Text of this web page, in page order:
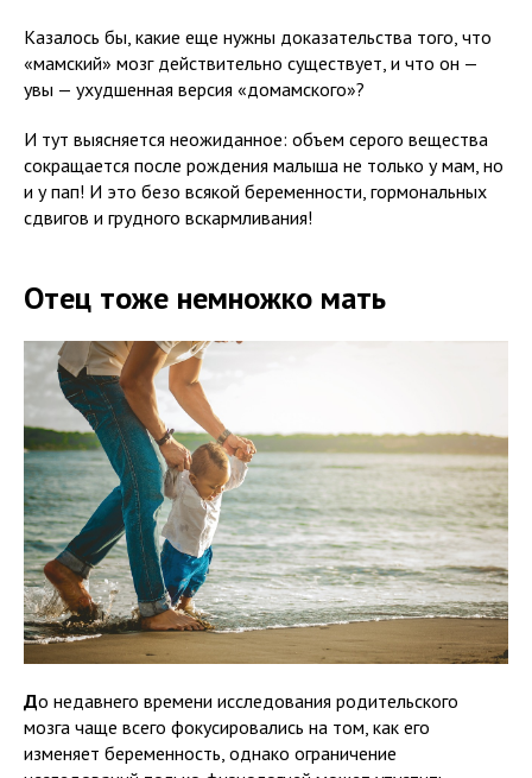
Казалось бы, какие еще нужны доказательства того, что
«мамский» мозг действительно существует, и что он —
увы — ухудшенная версия «домамского»?
И тут выясняется неожиданное: объем серого вещества
сокращается после рождения малыша не только у мам, но
и у пап! И это безо всякой беременности, гормональных
сдвигов и грудного вскармливания!
Отец тоже немножко мать
До недавнего времени исследования родительского
мозга чаще всего фокусировались на том, как его
изменяет беременность, однако ограничение